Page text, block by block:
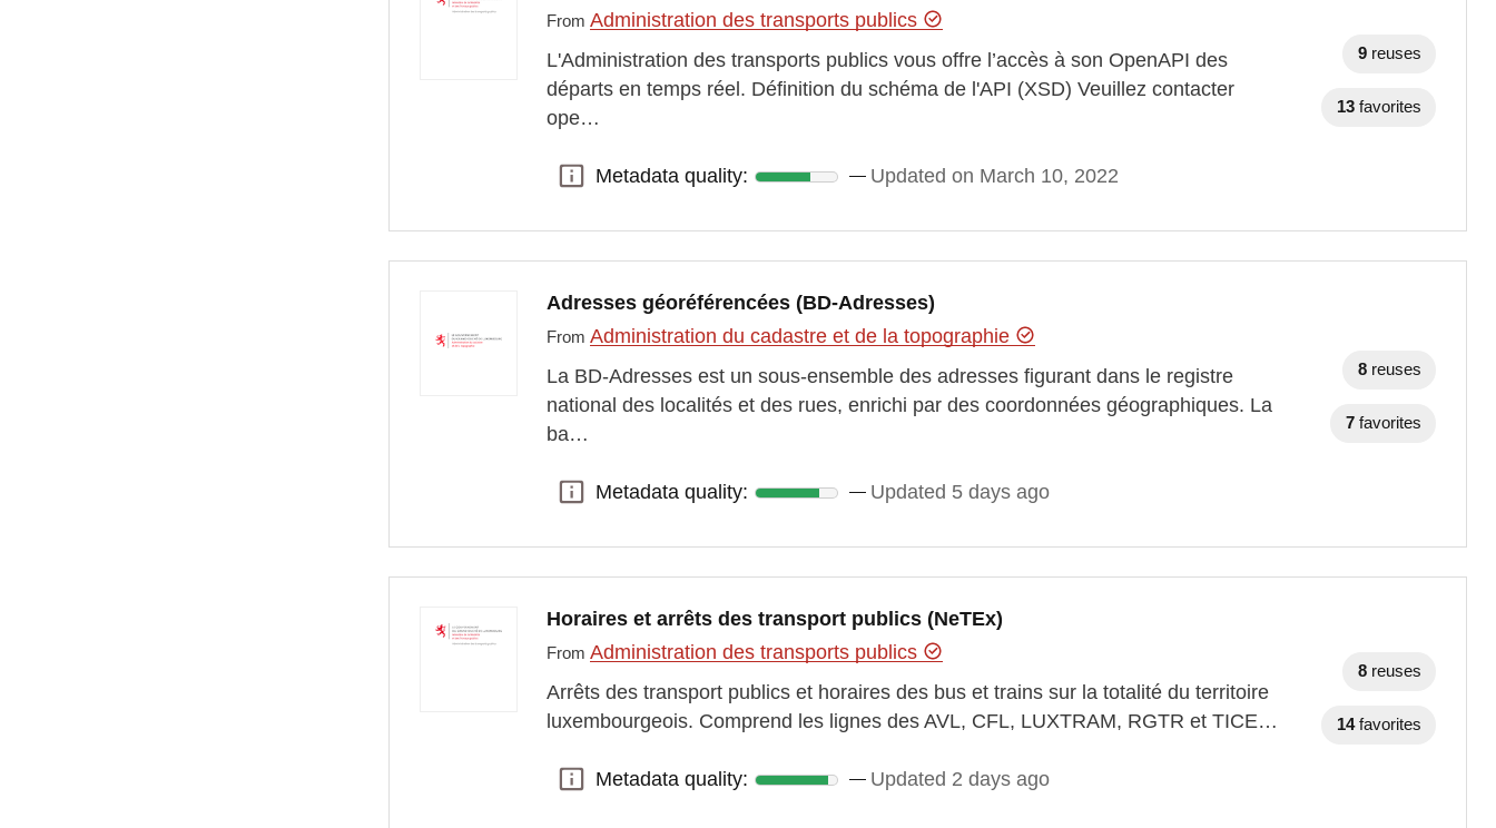
FromAdministration des transports publics
L'Administration des transports publics vous offre l’accès à son OpenAPI des
départs en temps réel. Définition du schéma de l'API (XSD) Veuillez contacter
ope…
Metadata quality:
Metadata quality: Updated on March 10, 2022
9 reuses
13 favorites
Adresses géoréférencées (BD-Adresses)
FromAdministration du cadastre et de la topographie
La BD-Adresses est un sous-ensemble des adresses figurant dans le registre
national des localités et des rues, enrichi par des coordonnées géographiques. La
ba…
Metadata quality:
Metadata quality: Updated 5 days ago
8 reuses
7 favorites
Horaires et arrêts des transport publics (NeTEx)
FromAdministration des transports publics
Arrêts des transport publics et horaires des bus et trains sur la totalité du territoire
luxembourgeois. Comprend les lignes des AVL, CFL, LUXTRAM, RGTR et TICE…
Metadata quality:
Metadata quality: Updated 2 days ago
8 reuses
14 favorites